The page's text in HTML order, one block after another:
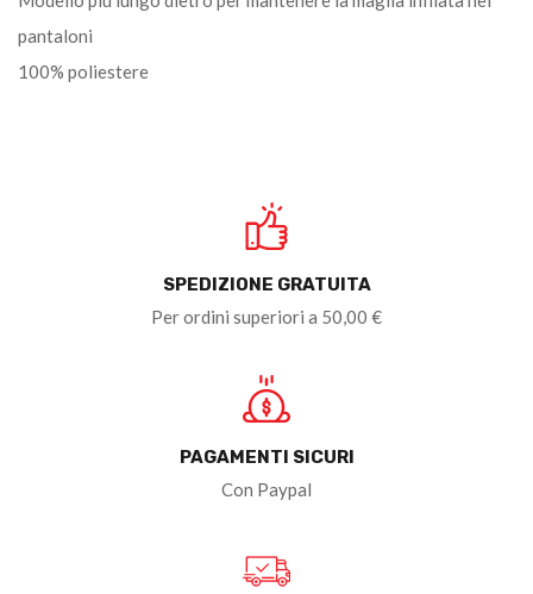
pantaloni
100% poliestere
SPEDIZIONE GRATUITA
Per ordini superiori a 50,00 €
PAGAMENTI SICURI
Con Paypal